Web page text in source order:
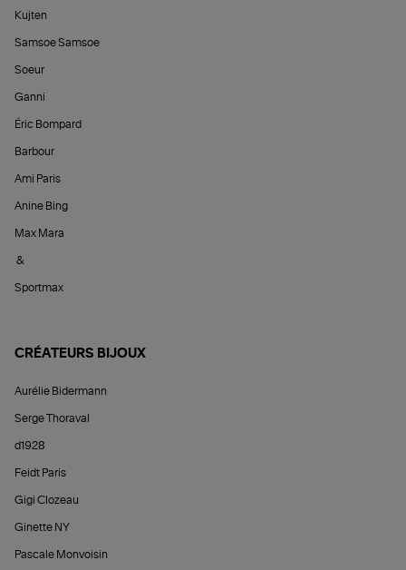
Kujten
Samsoe Samsoe
Soeur
Ganni
Éric Bompard
Barbour
Ami Paris
Anine Bing
Max Mara
&
Sportmax
CRÉATEURS BIJOUX
Aurélie Bidermann
Serge Thoraval
d1928
Feidt Paris
Gigi Clozeau
Ginette NY
Pascale Monvoisin